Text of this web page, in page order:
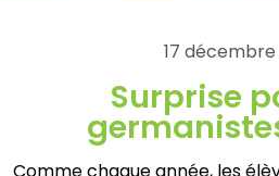
17
Surprise